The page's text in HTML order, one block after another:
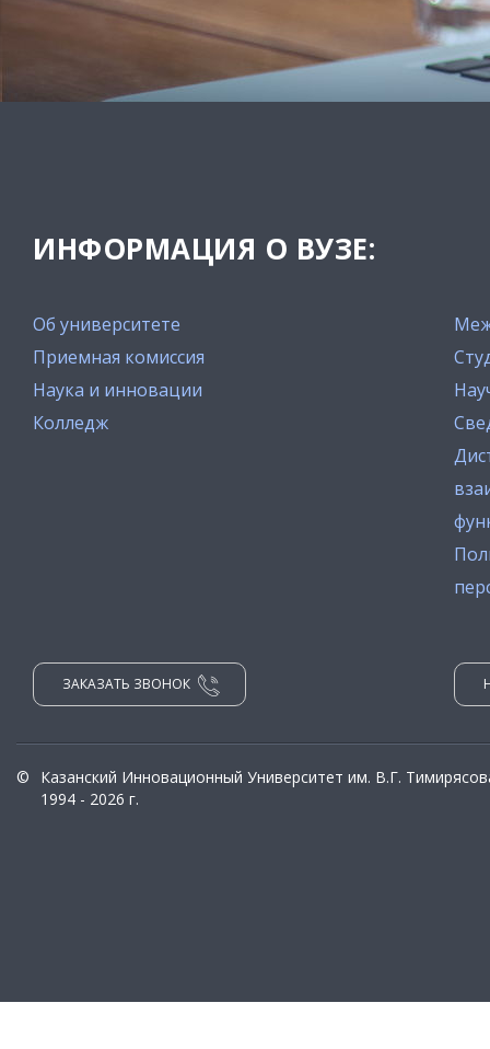
ИНФОРМАЦИЯ О ВУЗЕ:
Об университете
Приемная комиссия
Наука и инновации
Колледж
ЗАКАЗАТЬ ЗВОНОК
©
Казанский Инновационный Университет им. В.Г.
1994 - 2026 г.